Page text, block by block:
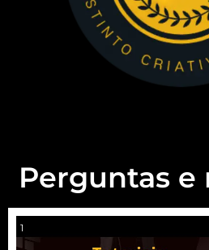
Perguntas e
1